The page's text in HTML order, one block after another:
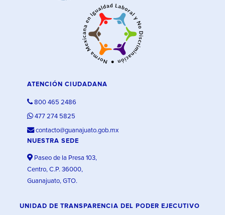
ATENCIÓN CIUDADANA
800 465 2486
477 274 5825
contacto@guanajuato.gob.mx
NUESTRA SEDE
Paseo de la Presa 103,
Centro, C.P. 36000,
Guanajuato, GTO.
UNIDAD DE TRANSPARENCIA DEL PODER EJECUTIVO